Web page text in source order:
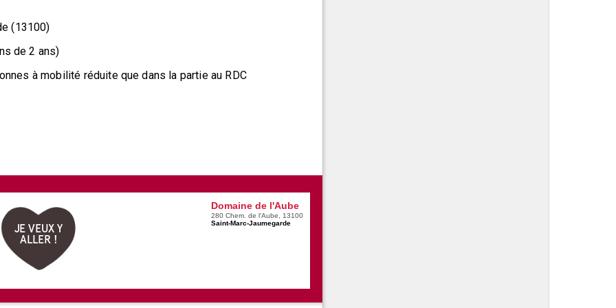
(13100)
de 2 ans)
à mobilité réduite que dans la partie au RDC
JE VEUX Y
ALLER !
Domaine de l'Aube
280 Chem. de l'Aube, 13100
Saint-Marc-Jaumegarde